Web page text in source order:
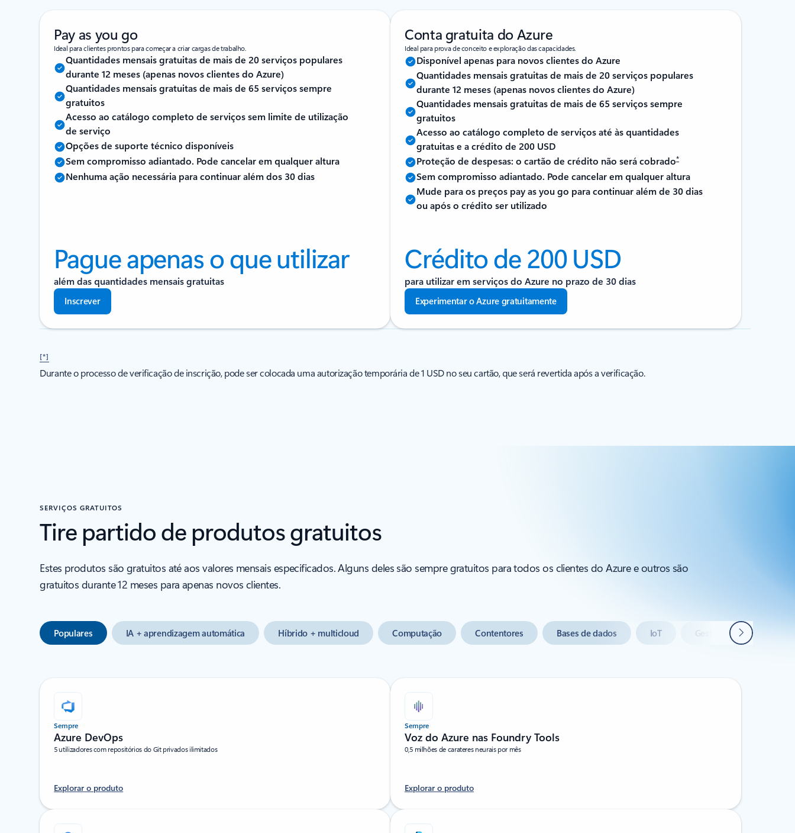
Pay as you go
Ideal para clientes prontos para começar a criar cargas de trabalho.
Quantidades mensais gratuitas de mais de 20 serviços populares
durante 12 meses (apenas novos clientes do Azure)
Quantidades mensais gratuitas de mais de 65 serviços sempre
gratuitos
Acesso ao catálogo completo de serviços sem limite de utilização
de serviço
Opções de suporte técnico disponíveis
Sem compromisso adiantado. Pode cancelar em qualquer altura
Nenhuma ação necessária para continuar além dos 30 dias
Pague apenas o que utilizar
além das quantidades mensais gratuitas
Inscrever
Conta gratuita do Azure
Ideal para prova de conceito e exploração das capacidades.
Disponível apenas para novos clientes do Azure
Quantidades mensais gratuitas de mais de 20 serviços populares
durante 12 meses (apenas novos clientes do Azure)
Quantidades mensais gratuitas de mais de 65 serviços sempre
gratuitos
Acesso ao catálogo completo de serviços até às quantidades
gratuitas e a crédito de 200 USD
Proteção de despesas: o cartão de crédito não será cobrado*
Sem compromisso adiantado. Pode cancelar em qualquer altura
Mude para os preços pay as you go para continuar além de 30 dias
ou após o crédito ser utilizado
Crédito de 200 USD
para utilizar em serviços do Azure no prazo de 30 dias
Experimentar o Azure gratuitamente
[*]
Durante o processo de verificação de inscrição, pode ser colocada uma autorização temporária de 1 USD no seu cartão, que será revertida após a verificação.
SERVIÇOS GRATUITOS
Tire partido de produtos gratuitos
Estes produtos são gratuitos até aos valores mensais especificados. Alguns deles são sempre gratuitos para todos os clientes do Azure e outros são
gratuitos durante 12 meses para apenas novos clientes.
Populares IA + aprendizagem automática Híbrido + multicloud Computação Contentores Bases de dados IoT Gestão e governação
Seguinte
Sempre
Azure DevOps
5 utilizadores com repositórios do Git privados ilimitados
Explorar o produto
Sempre
Voz do Azure nas Foundry Tools
0,5 milhões de carateres neurais por mês
Explorar o produto